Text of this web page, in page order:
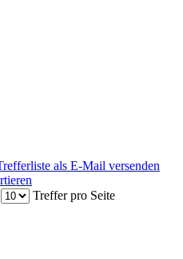
als E-Mail versenden
Treffer pro Seite